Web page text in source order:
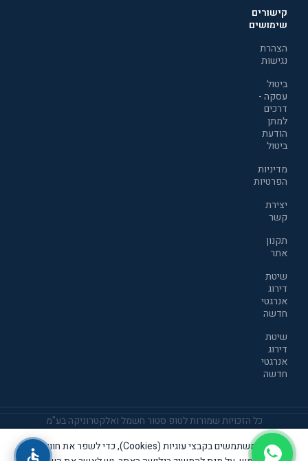
קישורים
שימושים
הצהרת
נגישות
ביטול
עסקה -
דרכים
למתן
הודעת
ביטול
מדיניות
הפרטיות
יצירת
קשר
תקנון
אתר
שיטת
דירוג
אנרגטי
חדשה
שיטת
דירוג
אנרגטי
חדשה
כל הזכויות שמורות לטופ סטור חשמל ואלקטרוניקה בע"מ
אנו משתמשים בקבצי עוגיות (Cookies), כדי לשפר את חוויית
אתר זה שומר שבת קודש